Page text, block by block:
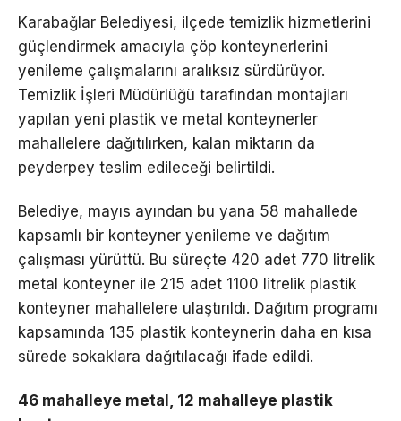
Karabağlar Belediyesi, ilçede temizlik hizmetlerini
güçlendirmek amacıyla çöp konteynerlerini
yenileme çalışmalarını aralıksız sürdürüyor.
Temizlik İşleri Müdürlüğü tarafından montajları
yapılan yeni plastik ve metal konteynerler
mahallelere dağıtılırken, kalan miktarın da
peyderpey teslim edileceği belirtildi.
Belediye, mayıs ayından bu yana 58 mahallede
kapsamlı bir konteyner yenileme ve dağıtım
çalışması yürüttü. Bu süreçte 420 adet 770 litrelik
metal konteyner ile 215 adet 1100 litrelik plastik
konteyner mahallelere ulaştırıldı. Dağıtım programı
kapsamında 135 plastik konteynerin daha en kısa
sürede sokaklara dağıtılacağı ifade edildi.
46 mahalleye metal, 12 mahalleye plastik